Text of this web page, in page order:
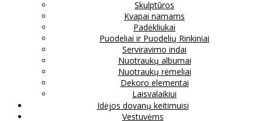
Skulptūros
Kvapai namams
Padėkliukai
Puodeliai ir Puodelių Rinkiniai
Serviravimo indai
Nuotraukų albumai
Nuotraukų rėmeliai
Dekoro elementai
Laisvalaikiui
Idėjos dovanų keitimuisi
Vestuvėms